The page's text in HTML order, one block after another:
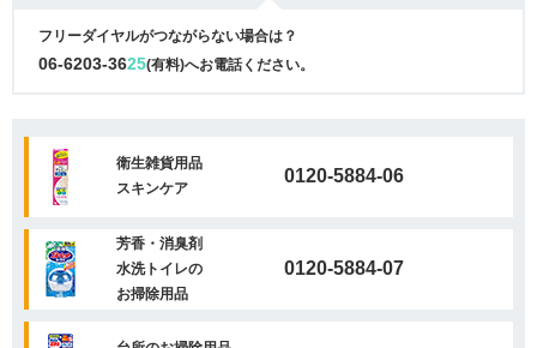
フリーダイヤルがつながらない場合は？
06-6203-3625(有料)へお電話ください。
衛生雑貨用品
スキンケア
0120-5884-06
芳香・消臭剤
水洗トイレの
お掃除用品
0120-5884-07